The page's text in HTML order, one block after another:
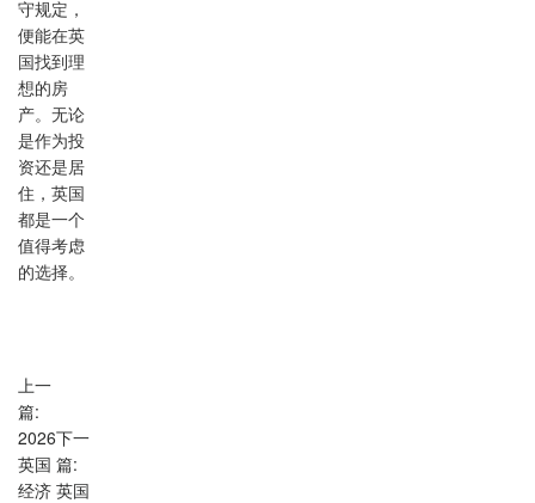
守规定，
便能在英
国找到理
想的房
产。无论
是作为投
资还是居
住，英国
都是一个
值得考虑
的选择。
上一
篇:
2026
英国
经济
下一
篇:
英国